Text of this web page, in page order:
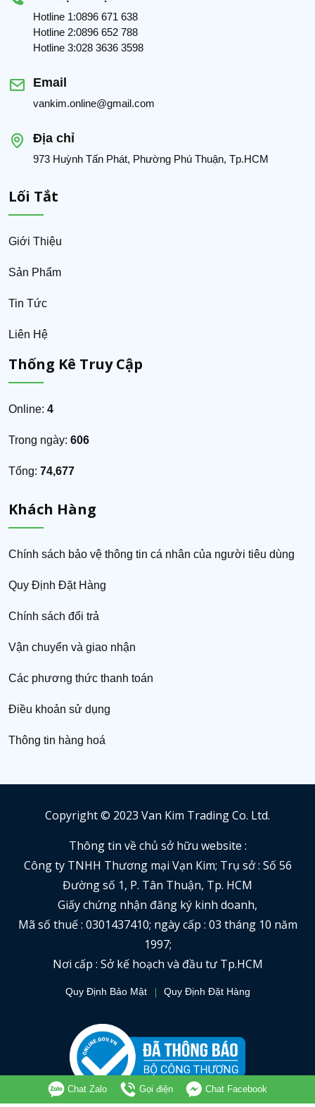
Hotline 1:0896 671 638
Hotline 2:0896 652 788
Hotline 3:028 3636 3598
Email
vankim.online@gmail.com
Địa chỉ
973 Huỳnh Tấn Phát, Phường Phú Thuận, Tp.HCM
Lối Tắt
Giới Thiệu
Sản Phẩm
Tin Tức
Liên Hệ
Thống Kê Truy Cập
Online: 4
Trong ngày: 606
Tổng: 74,677
Khách Hàng
Chính sách bảo vệ thông tin cá nhân của người tiêu dùng
Quy Định Đặt Hàng
Chính sách đổi trả
Vận chuyển và giao nhận
Các phương thức thanh toán
Điều khoản sử dụng
Thông tin hàng hoá
Copyright © 2023 Van Kim Trading Co. Ltd.
Thông tin về chủ sở hữu website :
Công ty TNHH Thương mại Vạn Kim; Trụ sở : Số 56
Đường số 1, P. Tân Thuận, Tp. HCM
Giấy chứng nhận đăng ký kinh doanh,
Mã số thuế : 0301437410; ngày cấp : 03 tháng 10 năm
1997;
Nơi cấp : Sở kế hoạch và đầu tư Tp.HCM
Quy Định Bảo Mật Quy Định Đặt Hàng
Chat Zalo Gọi điện Chat Facebook